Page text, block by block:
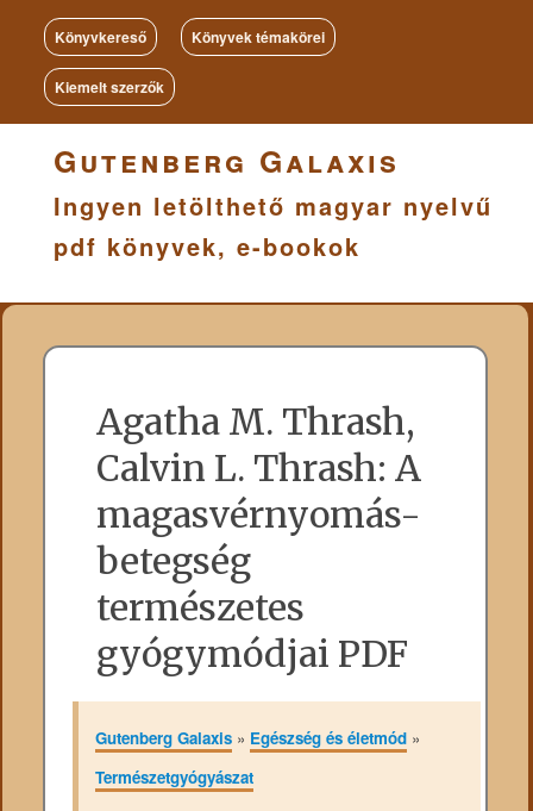
Könyvkereső Könyvek témakörei
Kiemelt szerzők
Gutenberg Galaxis
Ingyen letölthető magyar nyelvű
pdf könyvek, e-bookok
Agatha M. Thrash,
Calvin L. Thrash: A
magasvérnyomás-
betegség
természetes
gyógymódjai PDF
Gutenberg Galaxis» Egészség és életmód»
Természetgyógyászat